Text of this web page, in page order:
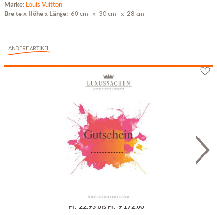
Marke: Louis Vuitton
Breite x Höhe x Länge: 60 cm x 30 cm x 28 cm
ANDERE ARTIKEL
Geschenkgutschein
Fr. 22.93 bis Fr. 9'172.00 *